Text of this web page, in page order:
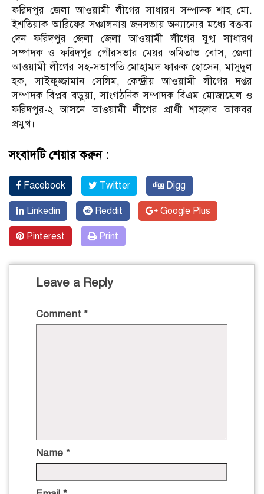
ফরিদপুর জেলা আওয়ামী লীগের সাধারণ সম্পাদক শাহ মো.
ইশতিয়াক আরিফের সঞ্চালনায় জনসভায় অন্যান্যের মধ্যে বক্তব্য
দেন ফরিদপুর জেলা জেলা আওয়ামী লীগের যুগ্ম সাধারণ
সম্পাদক ও ফরিদপুর পৌরসভার মেয়র অমিতাভ বোস, জেলা
আওয়ামী লীগের সহ-সভাপতি মোহাম্মদ ফারুক হোসেন, মাসুদুল
হক, সাইফুজ্জামান সেলিম, কেন্দ্রীয় আওয়ামী লীগের দপ্তর
সম্পাদক বিপ্লব বড়ুয়া, সাংগঠনিক সম্পাদক বিএম মোজাম্মেল ও
ফরিদপুর-২ আসনে আওয়ামী লীগের প্রার্থী শাহদাব আকবর
প্রমুখ।
সংবাদটি শেয়ার করুন :
Facebook Twitter Digg
Linkedin Reddit Google Plus
Pinterest Print
Leave a Reply
Comment *
Name *